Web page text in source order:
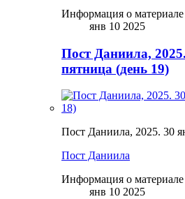
Информация о материале
янв 10 2025
Пост Даниила,
пятница (день 19)
Пост Даниила, 2025. 30
Пост Даниила
Информация о материале
янв 10 2025